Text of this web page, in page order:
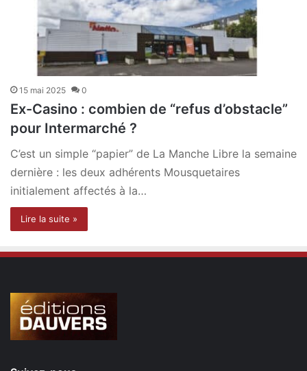
15 mai 2025 0
Ex-Casino : combien de “refus d’obstacle”
pour Intermarché ?
C’est un simple “papier” de La Manche Libre la semaine
dernière : les deux adhérents Mousquetaires
initialement affectés à la…
Lire la suite »